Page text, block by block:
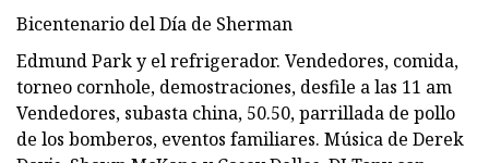
Bicentenario del Día de Sherman
Edmund Park y el refrigerador. Vendedores, comida,
torneo cornhole, demostraciones, desfile a las 11 am
Vendedores, subasta china, 50.50, parrillada de pollo
de los bomberos, eventos familiares. Música de Derek